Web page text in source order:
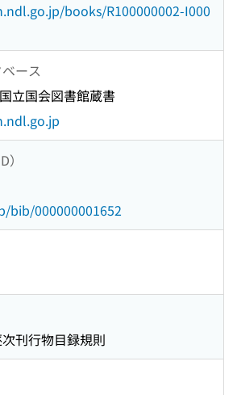
books/R100000002-I000
ース
立国会図書館蔵書
bib/000000001652
刊行物目録規則